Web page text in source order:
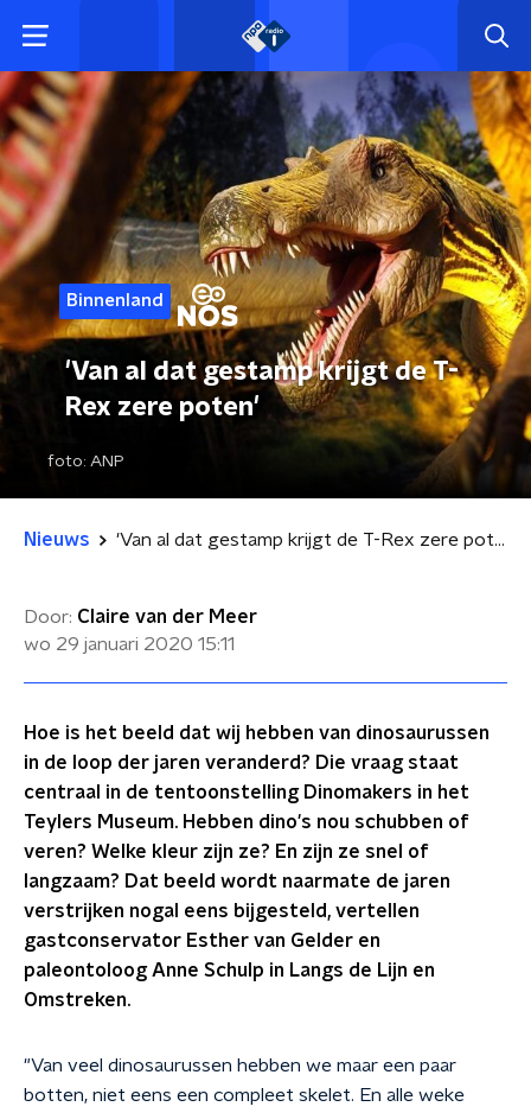
Binnenland
'Van al dat gestamp krijgt de T-
Rex zere poten'
foto: ANP
Nieuws 'Van al dat gestamp krijgt de T-Rex zere poten'
Door: Claire van der Meer
wo 29 januari 2020 15:11
Hoe is het beeld dat wij hebben van dinosaurussen
in de loop der jaren veranderd? Die vraag staat
centraal in de tentoonstelling Dinomakers in het
Teylers Museum. Hebben dino's nou schubben of
veren? Welke kleur zijn ze? En zijn ze snel of
langzaam? Dat beeld wordt naarmate de jaren
verstrijken nogal eens bijgesteld, vertellen
gastconservator Esther van Gelder en
paleontoloog Anne Schulp in Langs de Lijn en
Omstreken.
"Van veel dinosaurussen hebben we maar een paar
botten, niet eens een compleet skelet. En alle weke